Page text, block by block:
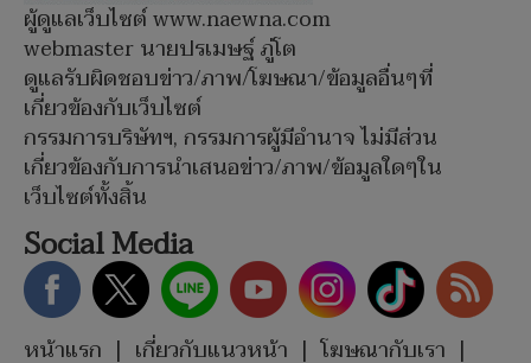
ผู้ดูแลเว็บไซต์ www.naewna.com
webmaster นายปรเมษฐ์ ภู่โต
ดูแลรับผิดชอบข่าว/ภาพ/โฆษณา/ข้อมูลอื่นๆที่
เกี่ยวข้องกับเว็บไซต์
กรรมการบริษัทฯ, กรรมการผู้มีอำนาจ ไม่มีส่วน
เกี่ยวข้องกับการนำเสนอข่าว/ภาพ/ข้อมูลใดๆใน
เว็บไซต์ทั้งสิ้น
Social Media
หน้าแรก | เกี่ยวกับแนวหน้า | โฆษณากับเรา |